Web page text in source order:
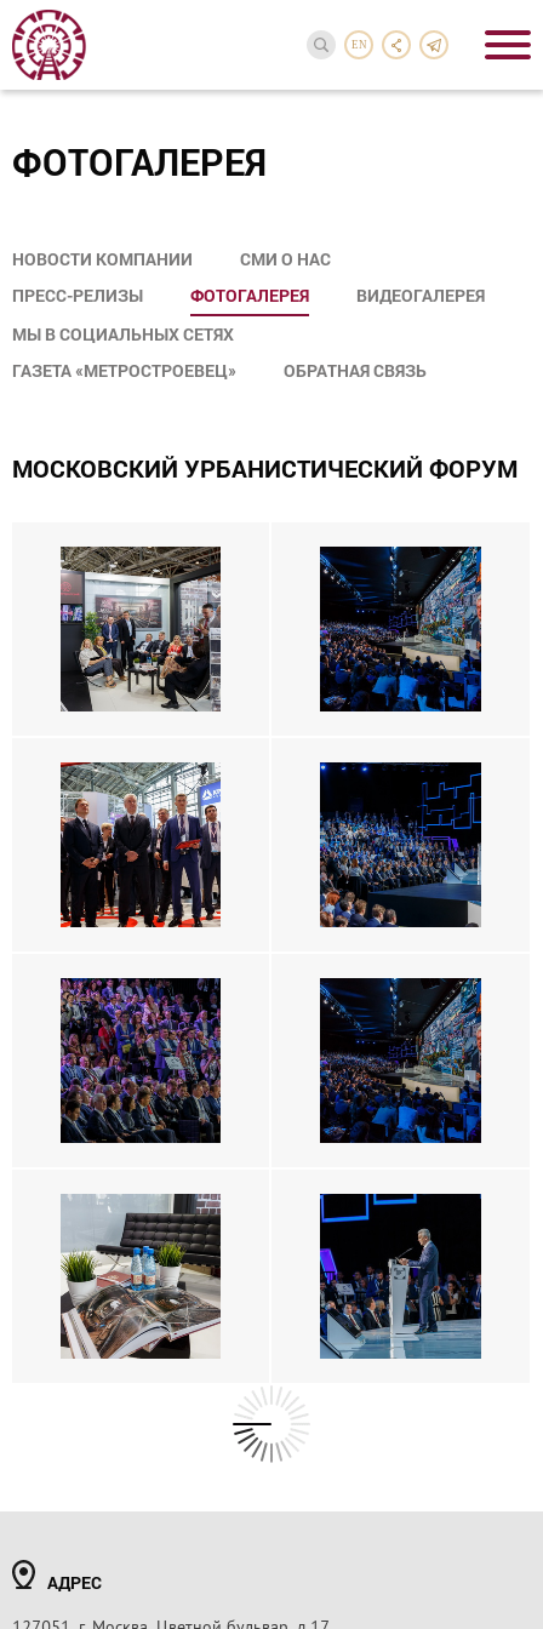
EN
ФОТОГАЛЕРЕЯ
НОВОСТИ КОМПАНИИ
СМИ О НАС
ПРЕСС-РЕЛИЗЫ
ФОТОГАЛЕРЕЯ
ВИДЕОГАЛЕРЕЯ
МЫ В СОЦИАЛЬНЫХ СЕТЯХ
ГАЗЕТА «МЕТРОСТРОЕВЕЦ»
ОБРАТНАЯ СВЯЗЬ
МОСКОВСКИЙ УРБАНИСТИЧЕСКИЙ ФОРУМ
АДРЕС